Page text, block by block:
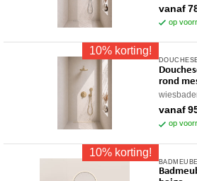
vanaf
op
kan
gekozen
worden
op
de
10% korting!
rond
vanaf
op
Dit
product
heeft
kan
10% korting!
Dit